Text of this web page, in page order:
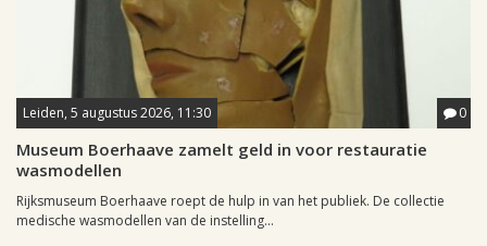
Leiden, 5 augustus 2026, 11:30 0
Museum Boerhaave zamelt geld in voor restauratie
wasmodellen
Rijksmuseum Boerhaave roept de hulp in van het publiek. De collectie
medische wasmodellen van de instelling...